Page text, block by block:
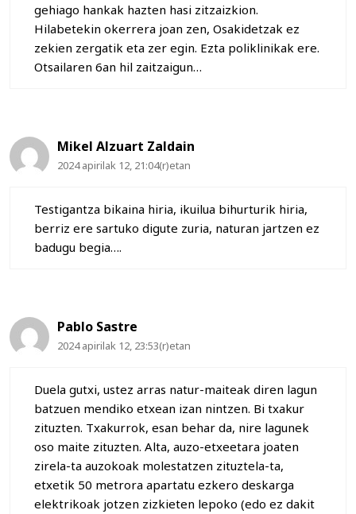
gehiago hankak hazten hasi zitzaizkion.
Hilabetekin okerrera joan zen, Osakidetzak ez
zekien zergatik eta zer egin. Ezta poliklinikak ere.
Otsailaren 6an hil zaitzaigun…
Mikel Alzuart Zaldain
2024 apirilak 12, 21:04(r)etan
Testigantza bikaina hiria, ikuilua bihurturik hiria,
berriz ere sartuko digute zuria, naturan jartzen ez
badugu begia….
Pablo Sastre
2024 apirilak 12, 23:53(r)etan
Duela gutxi, ustez arras natur-maiteak diren lagun
batzuen mendiko etxean izan nintzen. Bi txakur
zituzten. Txakurrok, esan behar da, nire lagunek
oso maite zituzten. Alta, auzo-etxeetara joaten
zirela-ta auzokoak molestatzen zituztela-ta,
etxetik 50 metrora apartatu ezkero deskarga
elektrikoak jotzen zizkieten lepoko (edo ez dakit